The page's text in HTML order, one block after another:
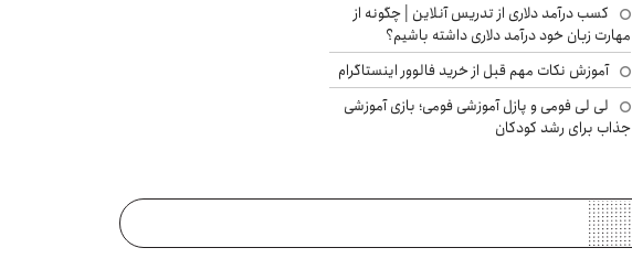
کسب درآمد دلاری از تدریس آنلاین | چگونه از
مهارت زبان خود درآمد دلاری داشته باشیم؟
آموزش نکات مهم قبل از خرید فالوور اینستاگرام
لی لی فومی و پازل آموزشی فومی؛ بازی آموزشی
جذاب برای رشد کودکان